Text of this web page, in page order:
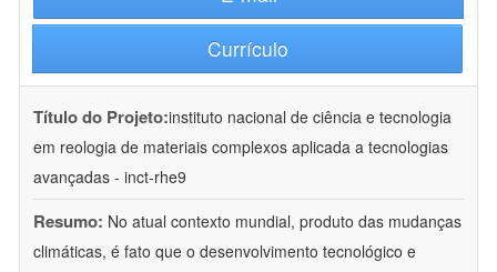
Currículo
Título do Projeto:instituto nacional de ciência e tecnologia
em reologia de materiais complexos aplicada a tecnologias
avançadas - inct-rhe9
Resumo: No atual contexto mundial, produto das mudanças
climáticas, é fato que o desenvolvimento tecnológico e